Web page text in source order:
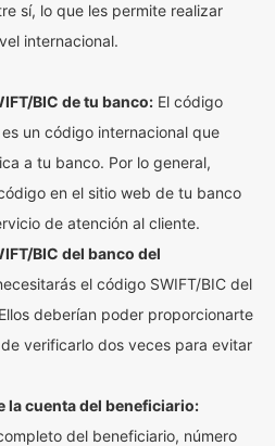
sí, lo que les permite realizar
internacional.
BIC de tu banco: El código
un código internacional que
a tu banco. Por lo general,
en el sitio web de tu banco
de atención al cliente.
BIC del banco del
el código SWIFT/BIC del
deberían poder proporcionarte
verificarlo dos veces para evitar
la cuenta del beneficiario:
del beneficiario, número